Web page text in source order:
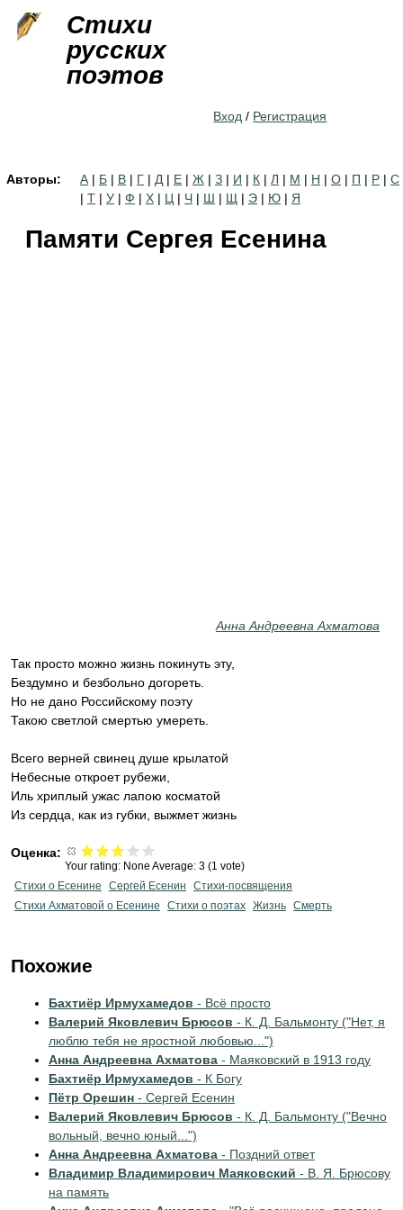
Стихи
русских
поэтов
Вход / Регистрация
Авторы: А | Б | В | Г | Д | Е | Ж | З | И | К | Л | М | Н | О | П | Р | С
| Т | У | Ф | Х | Ц | Ч | Ш | Щ | Э | Ю | Я
Памяти Сергея Есенина
Анна Андреевна Ахматова
Так просто можно жизнь покинуть эту,
Бездумно и безбольно догореть.
Но не дано Российскому поэту
Такою светлой смертью умереть.
Всего верней свинец душе крылатой
Небесные откроет рубежи,
Иль хриплый ужас лапою косматой
Из сердца, как из губки, выжмет жизнь
Оценка:
Your rating: None Average: 3 (1 vote)
Стихи о Есенине
Сергей Есенин
Стихи-посвящения
Стихи Ахматовой о Есенине
Стихи о поэтах Жизнь Смерть
Похожие
Бахтиёр Ирмухамедов - Всё просто
Валерий Яковлевич Брюсов - К. Д. Бальмонту ("Нет, я
люблю тебя не яростной любовью...")
Анна Андреевна Ахматова - Маяковский в 1913 году
Бахтиёр Ирмухамедов - К Богу
Пётр Орешин - Сергей Есенин
Валерий Яковлевич Брюсов - К. Д. Бальмонту ("Вечно
вольный, вечно юный...")
Анна Андреевна Ахматова - Поздний ответ
Владимир Владимирович Маяковский - В. Я. Брюсову
на память